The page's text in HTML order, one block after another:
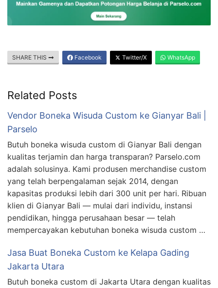
SHARE THIS Facebook Twitter/X WhatsApp
Related Posts
Vendor Boneka Wisuda Custom ke Gianyar Bali |
Parselo
Butuh boneka wisuda custom di Gianyar Bali dengan
kualitas terjamin dan harga transparan? Parselo.com
adalah solusinya. Kami produsen merchandise custom
yang telah berpengalaman sejak 2014, dengan
kapasitas produksi lebih dari 300 unit per hari. Ribuan
klien di Gianyar Bali — mulai dari individu, instansi
pendidikan, hingga perusahaan besar — telah
mempercayakan kebutuhan boneka wisuda custom …
Jasa Buat Boneka Custom ke Kelapa Gading
Jakarta Utara
Butuh boneka custom di Jakarta Utara dengan kualitas